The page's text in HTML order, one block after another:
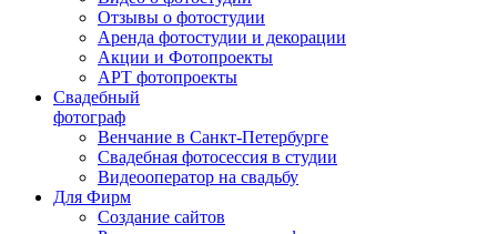
Отзывы о фотостудии
Аренда фотостудии и декорации
Акции и Фотопроекты
АРТ фотопроекты
Свадебный
фотограф
Венчание в Санкт-Петербурге
Свадебная фотосессия в студии
Видеооператор на свадьбу
Для Фирм
Создание сайтов